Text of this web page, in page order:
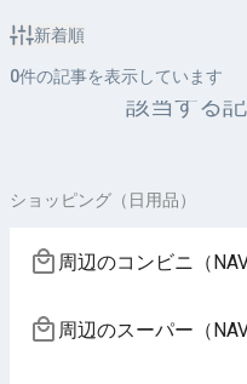
新着順
0件の記事を表示しています
該当する
ショッピング（日用品）
周辺のコンビニ（
周辺のスーパー（